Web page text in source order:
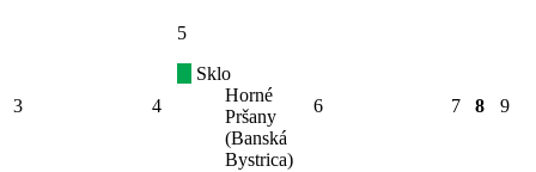
3 4
5
Sklo
Horné
Pršany
(Banská
Bystrica)
6 7 8 9